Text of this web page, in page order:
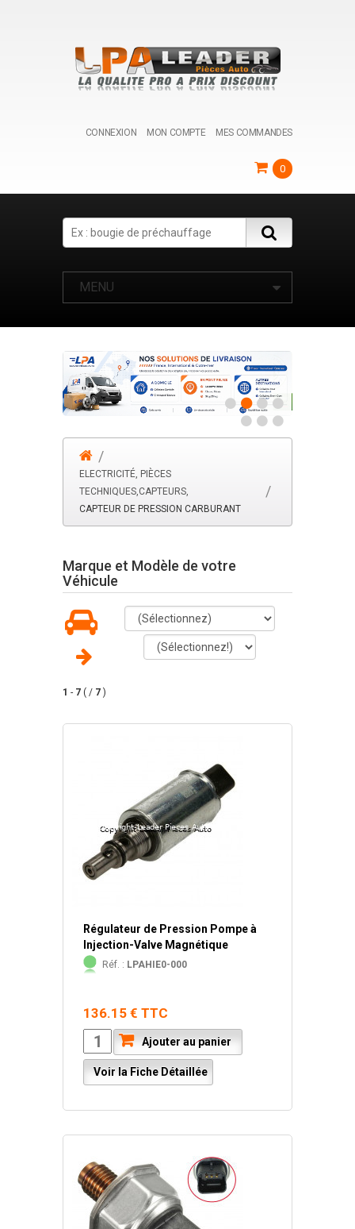
CONNEXION MON COMPTE MES COMMANDES
0
Search
MENU
ELECTRICITÉ, PIÈCES
TECHNIQUES,CAPTEURS,
CAPTEUR DE PRESSION CARBURANT
Marque et Modèle de votre
Véhicule
1 - 7 ( / 7 )
Régulateur de Pression Pompe à
Injection-Valve Magnétique
Réf. : LPAHIE0-000
136.15 € TTC
Ajouter au panier
Voir la Fiche Détaillée